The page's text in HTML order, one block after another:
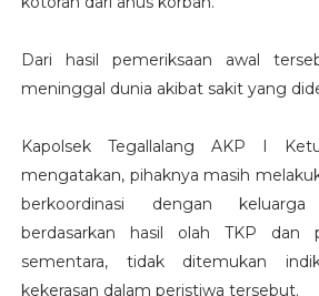
Dari hasil pemeriksaan awal
meninggal dunia akibat sakit yang
Kapolsek Tegallalang AKP I
mengatakan, pihaknya masih
berkoordinasi dengan
berdasarkan hasil olah TKP dan
sementara, tidak ditemukan
kekerasan dalam peristiwa tersebut.